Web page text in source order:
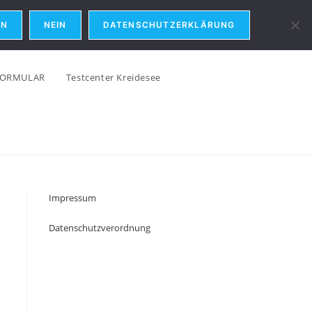
Testcenter Kreidesee
Impressum
Datenschutzverordnung
NEIN DATENSCHUTZERKLÄRUNG